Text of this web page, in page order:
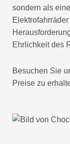
sondern als
Ehrlichkeit des
Besuchen Sie
Preise zu